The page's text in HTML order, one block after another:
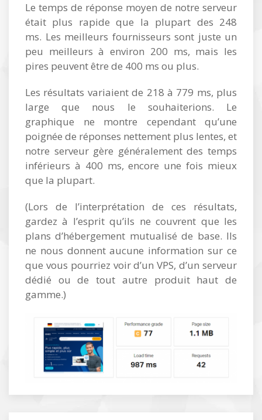
Le temps de réponse moyen de notre serveur
était plus rapide que la plupart des 248
ms. Les meilleurs fournisseurs sont juste un
peu meilleurs à environ 200 ms, mais les
pires peuvent être de 400 ms ou plus.
Les résultats variaient de 218 à 779 ms, plus
large que nous le souhaiterions. Le
graphique ne montre cependant qu’une
poignée de réponses nettement plus lentes, et
notre serveur gère généralement des temps
inférieurs à 400 ms, encore une fois mieux
que la plupart.
(Lors de l’interprétation de ces résultats,
gardez à l’esprit qu’ils ne couvrent que les
plans d’hébergement mutualisé de base. Ils
ne nous donnent aucune information sur ce
que vous pourriez voir d’un VPS, d’un serveur
dédié ou de tout autre produit haut de
gamme.)